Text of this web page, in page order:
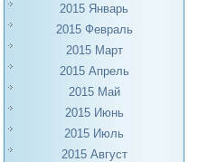
2015 Январь
2015 Февраль
2015 Март
2015 Апрель
2015 Май
2015 Июнь
2015 Июль
2015 Август